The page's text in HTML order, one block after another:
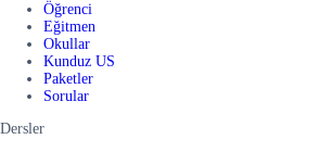
Öğrenci
Eğitmen
Okullar
Kunduz US
Paketler
Sorular
Dersler